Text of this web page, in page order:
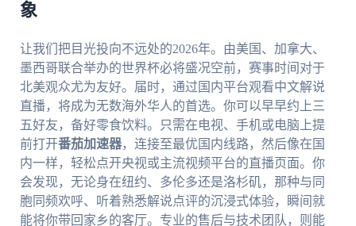
象
让我们把目光投向不远处的2026年。由美国、加拿大、
墨西哥联合举办的世界杯必将盛况空前，赛事时间对于
北美观众尤为友好。届时，通过国内平台观看中文解说
直播，将成为无数海外华人的首选。你可以早早约上三
五好友，备好零食饮料。只需在电视、手机或电脑上提
前打开番茄加速器，连接至最优国内线路，然后像在国
内一样，轻松点开央视或主流视频平台的直播页面。你
会发现，无论身在纽约、多伦多还是洛杉矶，那种与同
胞同频欢呼、听着熟悉解说点评的沉浸式体验，瞬间就
能将你带回家乡的客厅。专业的售后与技术团队，则能